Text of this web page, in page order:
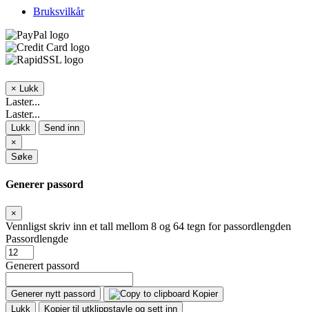
Bruksvilkår
× Lukk
Laster...
Laster...
Lukk
Send inn
×
Søke
Generer passord
×
Vennligst skriv inn et tall mellom 8 og 64 tegn for passordlengden
Passordlengde
Generert passord
Generer nytt passord
Kopier
Lukk
Kopier til utklippstavle og sett inn